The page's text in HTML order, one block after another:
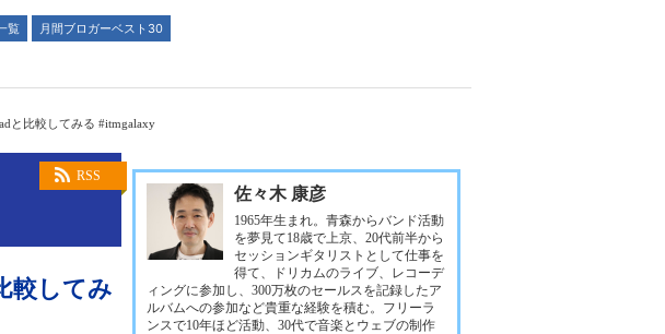
覧
月間ブロガーベスト30
と比較してみる #itmgalaxy
RSS
較してみ
佐々木 康彦
1965年生まれ。青森からバンド活動
を夢見て18歳で上京、20代前半から
セッションギタリストとして仕事を
得て、ドリカムのライブ、レコーデ
ィングに参加し、300万枚のセールスを記録したア
ルバムへの参加など貴重な経験を積む。フリーラ
ンスで10年ほど活動、30代で音楽とウェブの制作